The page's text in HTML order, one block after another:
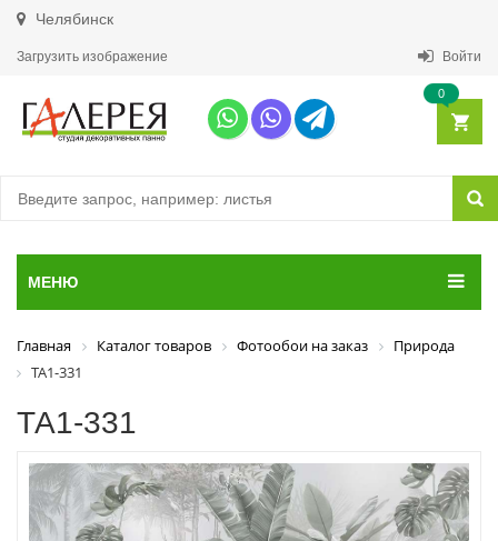
Челябинск
Загрузить изображение Войти
0
МЕНЮ
Главная Каталог товаров Фотообои на заказ
Природа
ТА1-331
ТА1-331